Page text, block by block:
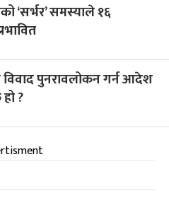
‘सर्भर’ समस्याले १६
विवाद पुनरावलोकन गर्न आदेश
?